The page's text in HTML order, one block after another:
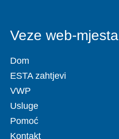
Veze web-mjesta
Dom
ESTA zahtjevi
VWP
Usluge
Pomoć
Kontakt